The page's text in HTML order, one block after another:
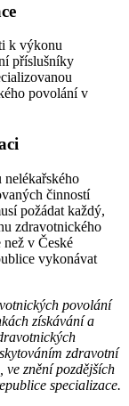
k výkonu
příslušníky
povolání v
činností
požádat každý,
zdravotnického
v České
vykonávat
povolání
získávání a
zdravotní
ve znění pozdějších
specializace.